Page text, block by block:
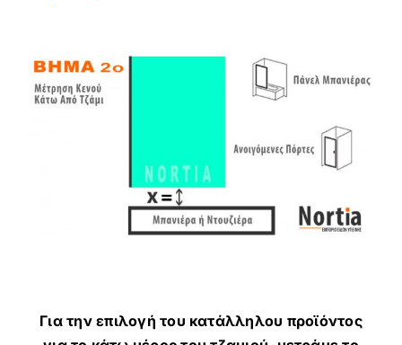
Για την επιλογή του κατάλληλου προϊόντος